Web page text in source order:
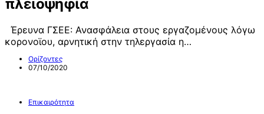
πλειοψηφία
Έρευνα ΓΣΕΕ: Ανασφάλεια στους εργαζομένους λόγω
κορονοϊου, αρνητική στην τηλεργασία η…
Ορίζοντες
07/10/2020
Επικαιρότητα